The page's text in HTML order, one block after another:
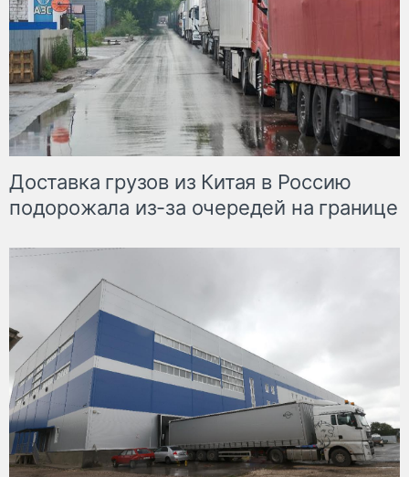
Доставка грузов из Китая в Россию
подорожала из-за очередей на границе